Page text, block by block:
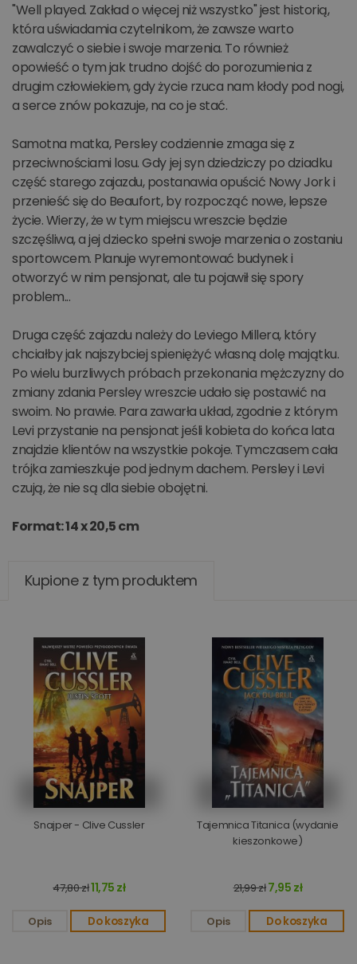
"Well played. Zakład o więcej niż wszystko" jest historią,
która uświadamia czytelnikom, że zawsze warto
zawalczyć o siebie i swoje marzenia. To również
opowieść o tym jak trudno dojść do porozumienia z
drugim człowiekiem, gdy życie rzuca nam kłody pod nogi,
a serce znów pokazuje, na co je stać.
Samotna matka, Persley codziennie zmaga się z
przeciwnościami losu. Gdy jej syn dziedziczy po dziadku
część starego zajazdu, postanawia opuścić Nowy Jork i
przenieść się do Beaufort, by rozpocząć nowe, lepsze
życie. Wierzy, że w tym miejscu wreszcie będzie
szczęśliwa, a jej dziecko spełni swoje marzenia o zostaniu
sportowcem. Planuje wyremontować budynek i
otworzyć w nim pensjonat, ale tu pojawił się spory
problem...
Druga część zajazdu należy do Leviego Millera, który
chciałby jak najszybciej spieniężyć własną dolę majątku.
Po wielu burzliwych próbach przekonania mężczyzny do
zmiany zdania Persley wreszcie udało się postawić na
swoim. No prawie. Para zawarła układ, zgodnie z którym
Levi przystanie na pensjonat jeśli kobieta do końca lata
znajdzie klientów na wszystkie pokoje. Tymczasem cała
trójka zamieszkuje pod jednym dachem. Persley i Levi
czują, że nie są dla siebie obojętni.
Format: 14 x 20,5 cm
Kupione z tym produktem
Snajper - Clive Cussler
47,80 zł11,75 zł
Opis Do koszyka
Tajemnica Titanica (wydanie
kieszonkowe)
21,99 zł7,95 zł
Opis Do koszyka